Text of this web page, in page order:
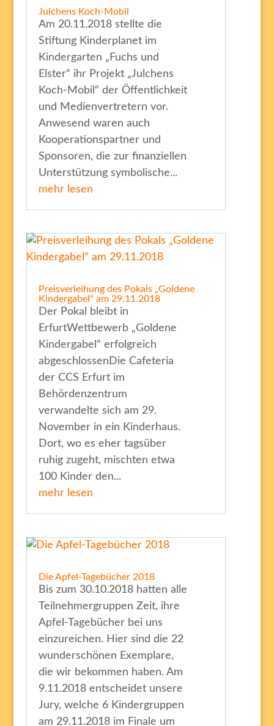
Julchens Koch-Mobil
Am 20.11.2018 stellte die
Stiftung Kinderplanet im
Kindergarten „Fuchs und
Elster“ ihr Projekt „Julchens
Koch-Mobil“ der Öffentlichkeit
und Medienvertretern vor.
Anwesend waren auch
Kooperationspartner und
Sponsoren, die zur finanziellen
Unterstützung symbolische...
mehr lesen
Preisverleihung des Pokals „Goldene
Kindergabel“ am 29.11.2018
Der Pokal bleibt in
ErfurtWettbewerb „Goldene
Kindergabel“ erfolgreich
abgeschlossenDie Cafeteria
der CCS Erfurt im
Behördenzentrum
verwandelte sich am 29.
November in ein Kinderhaus.
Dort, wo es eher tagsüber
ruhig zugeht, mischten etwa
100 Kinder den...
mehr lesen
Die Apfel-Tagebücher 2018
Bis zum 30.10.2018 hatten alle
Teilnehmergruppen Zeit, ihre
Apfel-Tagebücher bei uns
einzureichen. Hier sind die 22
wunderschönen Exemplare,
die wir bekommen haben. Am
9.11.2018 entscheidet unsere
Jury, welche 6 Kindergruppen
am 29.11.2018 im Finale um